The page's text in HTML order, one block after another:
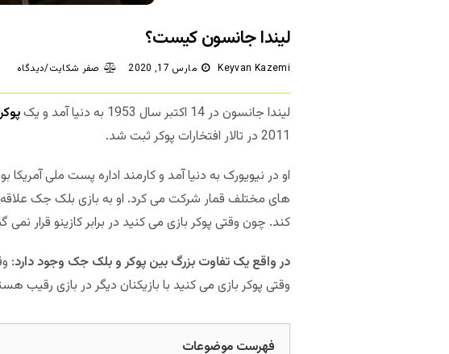
لیندا جانسون کیست؟
Keyvan Kazemi مارس 17, 2020 صفر شکایت/دیدگاه
لیندا جانسون در 14 اکتبر سال 1953 به دنیا آمد و یک
2011 در تالار افتخارات پوکر ثبت شد.
او در نیویورک به دنیا آمد و کارمند اداره پست ملی
های مختلف قمار شرکت می کرد. او به بازی بلک جک
کند. چون وقتی پوکر بازی می کنید در برابر کازینو قرار نمی
در واقع یک تفاوت بزرگ بین پوکر و بلک جک وجود دارد:
وقتی پوکر بازی می کنید با بازیکنان دیگر در بازی رقیب
فهرست موضوعات